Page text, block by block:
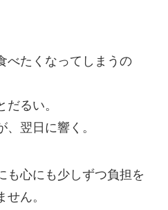
べたくなってしまうの
るい。
翌日に響く。
も心にも少しずつ負担を
ん。